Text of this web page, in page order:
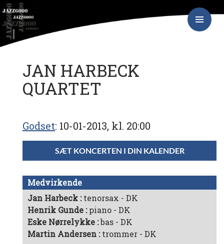
Hop
indhold
JAN HARBECK
QUARTET
Godset 10-01-2013, kl. 20:00
SÆT KONCERTEN I DIN KALENDER
Medvirkende
Jan Harbeck tenorsax - DK
Henrik Gunde piano - DK
Eske Nørrelykke bas - DK
Martin Andersen trommer - DK